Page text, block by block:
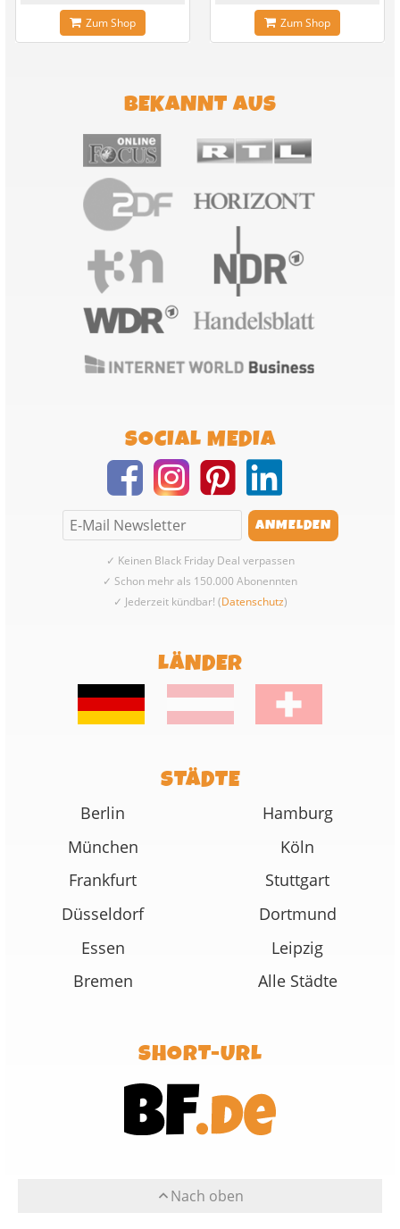
Zum Shop Zum Shop
BEKANNT AUS
SOCIAL MEDIA
✓ Keinen Black Friday Deal verpassen
✓ Schon mehr als 150.000 Abonennten
✓ Jederzeit kündbar! (Datenschutz)
LÄNDER
STÄDTE
Berlin
Hamburg
München
Köln
Frankfurt
Stuttgart
Düsseldorf
Dortmund
Essen
Leipzig
Bremen
Alle Städte
SHORT-URL
Nach oben